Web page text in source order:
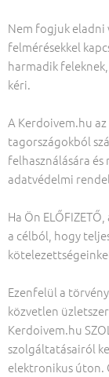
Nem fogjuk eladni
felmérésekkel
harmadik
kéri.
A Kerdoivem.hu
tagországokból
felhasználására
adatvédelmi
Ha Ön
a célból, hogy
Ezenfelül a
közvetlen
Kerdoivem.hu
szolgáltatásairól
elektronikus úton.